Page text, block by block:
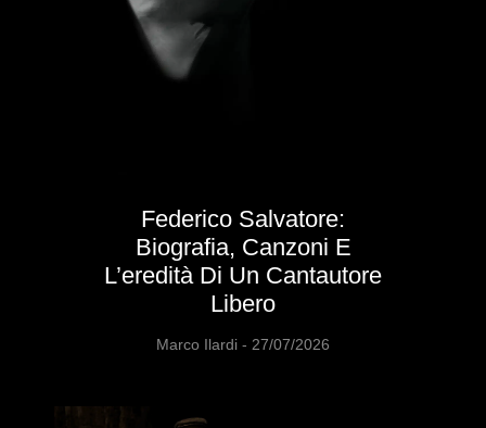
Federico Salvatore:
Biografia, Canzoni E
L’eredità Di Un Cantautore
Libero
Marco Ilardi 27/07/2026